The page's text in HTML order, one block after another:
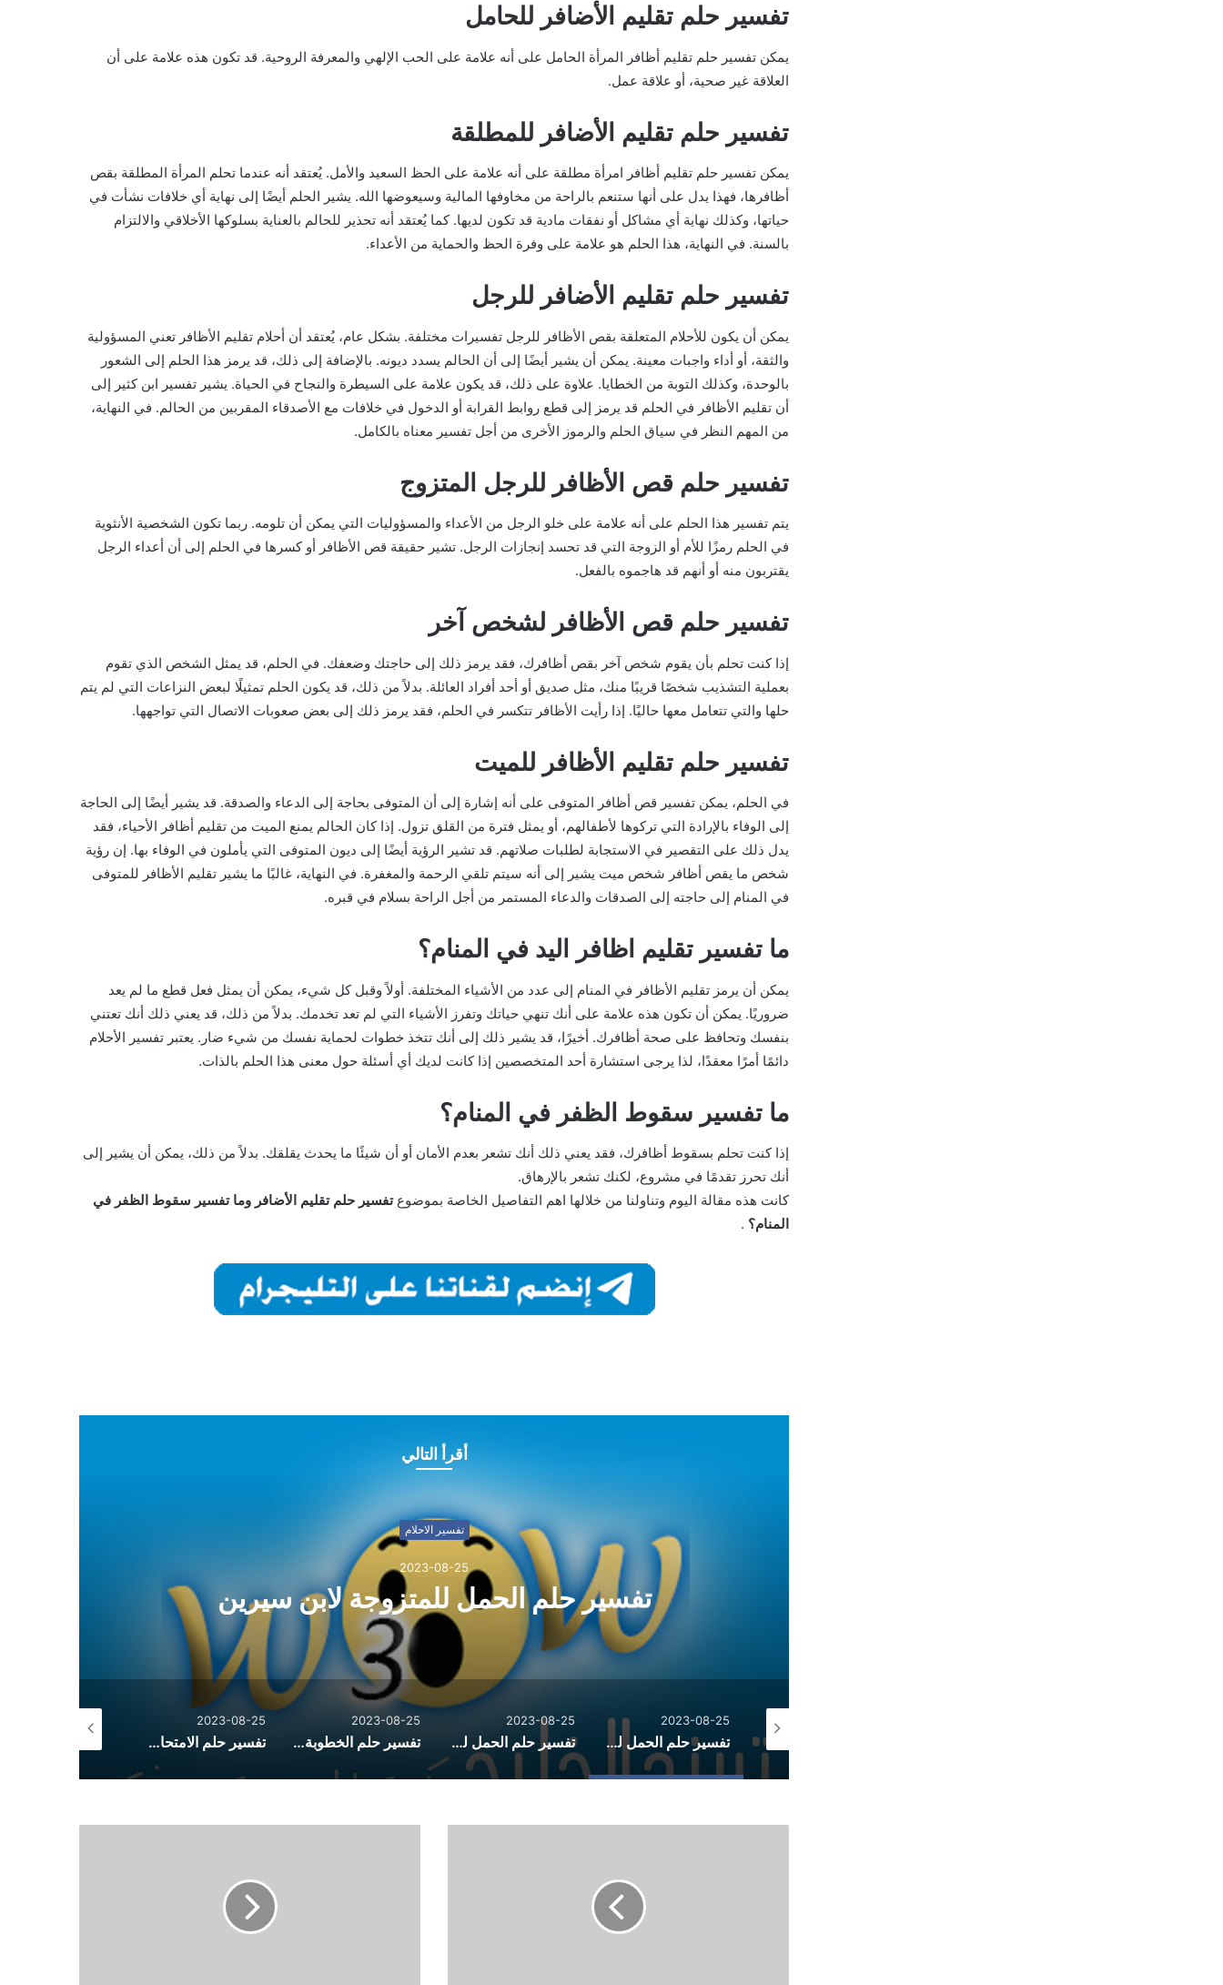
تفسير حلم تقليم الأضافر للحامل
يمكن تفسير حلم تقليم أظافر المرأة الحامل على أنه علامة على الحب الإلهي والمعرفة الروحية. قد تكون هذه علامة على أن
العلاقة غير صحية، أو علاقة عمل.
تفسير حلم تقليم الأضافر للمطلقة
يمكن تفسير حلم تقليم أظافر امرأة مطلقة على أنه علامة على الحظ السعيد والأمل. يُعتقد أنه عندما تحلم المرأة المطلقة بقص
أظافرها، فهذا يدل على أنها ستنعم بالراحة من مخاوفها المالية وسيعوضها الله. يشير الحلم أيضًا إلى نهاية أي خلافات نشأت في
حياتها، وكذلك نهاية أي مشاكل أو نفقات مادية قد تكون لديها. كما يُعتقد أنه تحذير للحالم بالعناية بسلوكها الأخلاقي والالتزام
بالسنة. في النهاية، هذا الحلم هو علامة على وفرة الحظ والحماية من الأعداء.
تفسير حلم تقليم الأضافر للرجل
يمكن أن يكون للأحلام المتعلقة بقص الأظافر للرجل تفسيرات مختلفة. بشكل عام، يُعتقد أن أحلام تقليم الأظافر تعني المسؤولية
والثقة، أو أداء واجبات معينة. يمكن أن يشير أيضًا إلى أن الحالم يسدد ديونه. بالإضافة إلى ذلك، قد يرمز هذا الحلم إلى الشعور
بالوحدة، وكذلك التوبة من الخطايا. علاوة على ذلك، قد يكون علامة على السيطرة والنجاح في الحياة. يشير تفسير ابن كثير إلى
أن تقليم الأظافر في الحلم قد يرمز إلى قطع روابط القرابة أو الدخول في خلافات مع الأصدقاء المقربين من الحالم. في النهاية،
من المهم النظر في سياق الحلم والرموز الأخرى من أجل تفسير معناه بالكامل.
تفسير حلم قص الأظافر للرجل المتزوج
يتم تفسير هذا الحلم على أنه علامة على خلو الرجل من الأعداء والمسؤوليات التي يمكن أن تلومه. ربما تكون الشخصية الأنثوية
في الحلم رمزًا للأم أو الزوجة التي قد تحسد إنجازات الرجل. تشير حقيقة قص الأظافر أو كسرها في الحلم إلى أن أعداء الرجل
يقتربون منه أو أنهم قد هاجموه بالفعل.
تفسير حلم قص الأظافر لشخص آخر
إذا كنت تحلم بأن يقوم شخص آخر بقص أظافرك، فقد يرمز ذلك إلى حاجتك وضعفك. في الحلم، قد يمثل الشخص الذي تقوم
بعملية التشذيب شخصًا قريبًا منك، مثل صديق أو أحد أفراد العائلة. بدلاً من ذلك، قد يكون الحلم تمثيلًا لبعض النزاعات التي لم يتم
حلها والتي تتعامل معها حاليًا. إذا رأيت الأظافر تتكسر في الحلم، فقد يرمز ذلك إلى بعض صعوبات الاتصال التي تواجهها.
تفسير حلم تقليم الأظافر للميت
في الحلم، يمكن تفسير قص أظافر المتوفى على أنه إشارة إلى أن المتوفى بحاجة إلى الدعاء والصدقة. قد يشير أيضًا إلى الحاجة
إلى الوفاء بالإرادة التي تركوها لأطفالهم، أو يمثل فترة من القلق تزول. إذا كان الحالم يمنع الميت من تقليم أظافر الأحياء، فقد
يدل ذلك على التقصير في الاستجابة لطلبات صلاتهم. قد تشير الرؤية أيضًا إلى ديون المتوفى التي يأملون في الوفاء بها. إن رؤية
شخص ما يقص أظافر شخص ميت يشير إلى أنه سيتم تلقي الرحمة والمغفرة. في النهاية، غالبًا ما يشير تقليم الأظافر للمتوفى
في المنام إلى حاجته إلى الصدقات والدعاء المستمر من أجل الراحة بسلام في قبره.
ما تفسير تقليم اظافر اليد في المنام؟
يمكن أن يرمز تقليم الأظافر في المنام إلى عدد من الأشياء المختلفة. أولاً وقبل كل شيء، يمكن أن يمثل فعل قطع ما لم يعد
ضروريًا. يمكن أن تكون هذه علامة على أنك تنهي حياتك وتفرز الأشياء التي لم تعد تخدمك. بدلاً من ذلك، قد يعني ذلك أنك تعتني
بنفسك وتحافظ على صحة أظافرك. أخيرًا، قد يشير ذلك إلى أنك تتخذ خطوات لحماية نفسك من شيء ضار. يعتبر تفسير الأحلام
دائمًا أمرًا معقدًا، لذا يرجى استشارة أحد المتخصصين إذا كانت لديك أي أسئلة حول معنى هذا الحلم بالذات.
ما تفسير سقوط الظفر في المنام؟
إذا كنت تحلم بسقوط أظافرك، فقد يعني ذلك أنك تشعر بعدم الأمان أو أن شيئًا ما يحدث يقلقك. بدلاً من ذلك، يمكن أن يشير إلى
أنك تحرز تقدمًا في مشروع، لكنك تشعر بالإرهاق.
كانت هذه مقالة اليوم وتناولنا من خلالها اهم التفاصيل الخاصة بموضوعتفسير حلم تقليم الأضافر وما تفسير سقوط الظفر في
المنام؟ .
أقرأ التالي
تفسير الاحلام
2023-08-25
تفسير حلم الحمل للمتزوجة لابن سيرين
تفسير حلم الثعبان الاسود والهروب منه
2023-08-25
تفسير حلم الحمل للمتزوجة لابن سيرين
2023-08-25
تفسير حلم الحمل للعزباء لابن سيرين
2023-08-25
تفسير حلم الخطوبة للعزباء من شخص تعرفه
2023-08-25
تفسير حلم الامتحان للمتزوجة
2023-08-25